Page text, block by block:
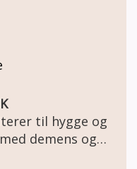
til hygge og
demens og